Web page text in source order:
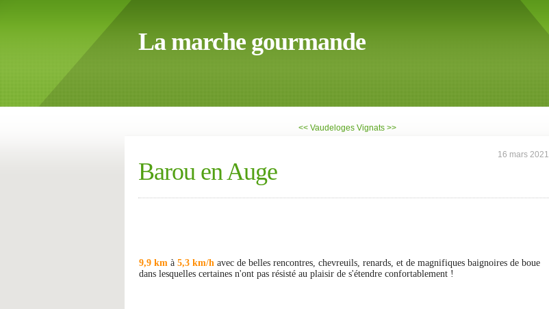
La marche gourmande
<< Vaudeloges Vignats >>
16 mars 2021
Barou en Auge
9,9 km à 5,3 km/h avec de belles rencontres, chevreuils, renards, et de magnifiques baignoires de boue
dans lesquelles certaines n'ont pas résisté au plaisir de s'étendre confortablement !